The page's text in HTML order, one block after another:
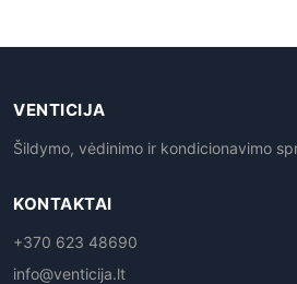
VENTICIJA
Šildymo, vėdinimo ir kondicionavimo
KONTAKTAI
+370 623 48690
info@venticija.lt